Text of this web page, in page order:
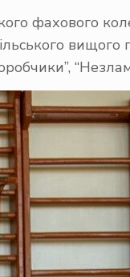
фахового
вищого